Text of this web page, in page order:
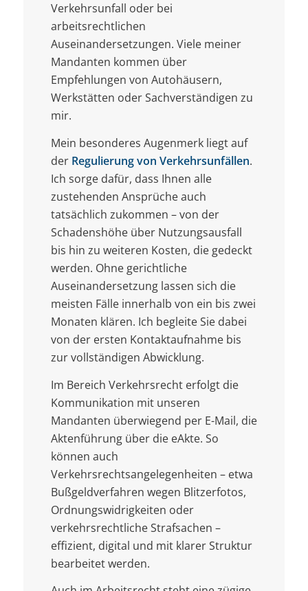
Verkehrsunfall oder bei
arbeitsrechtlichen
Auseinandersetzungen. Viele meiner
Mandanten kommen über
Empfehlungen von Autohäusern,
Werkstätten oder Sachverständigen zu
mir.
Mein besonderes Augenmerk liegt auf
der Regulierung von Verkehrsunfällen.
Ich sorge dafür, dass Ihnen alle
zustehenden Ansprüche auch
tatsächlich zukommen – von der
Schadenshöhe über Nutzungsausfall
bis hin zu weiteren Kosten, die gedeckt
werden. Ohne gerichtliche
Auseinandersetzung lassen sich die
meisten Fälle innerhalb von ein bis zwei
Monaten klären. Ich begleite Sie dabei
von der ersten Kontaktaufnahme bis
zur vollständigen Abwicklung.
Im Bereich Verkehrsrecht erfolgt die
Kommunikation mit unseren
Mandanten überwiegend per E-Mail, die
Aktenführung über die eAkte. So
können auch
Verkehrsrechtsangelegenheiten – etwa
Bußgeldverfahren wegen Blitzerfotos,
Ordnungswidrigkeiten oder
verkehrsrechtliche Strafsachen –
effizient, digital und mit klarer Struktur
bearbeitet werden.